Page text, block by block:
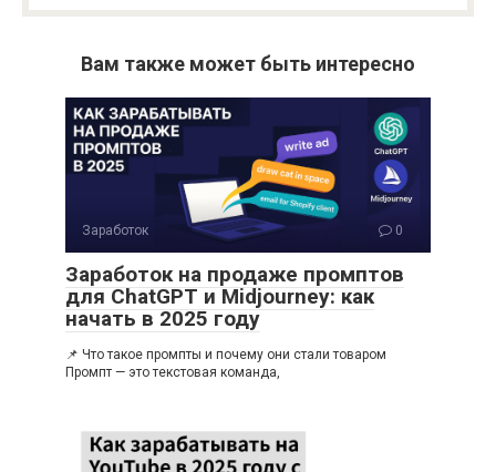
Вам также может быть интересно
Заработок 0
Заработок на продаже промптов
для ChatGPT и Midjourney: как
начать в 2025 году
📌 Что такое промпты и почему они стали товаром
Промпт — это текстовая команда,